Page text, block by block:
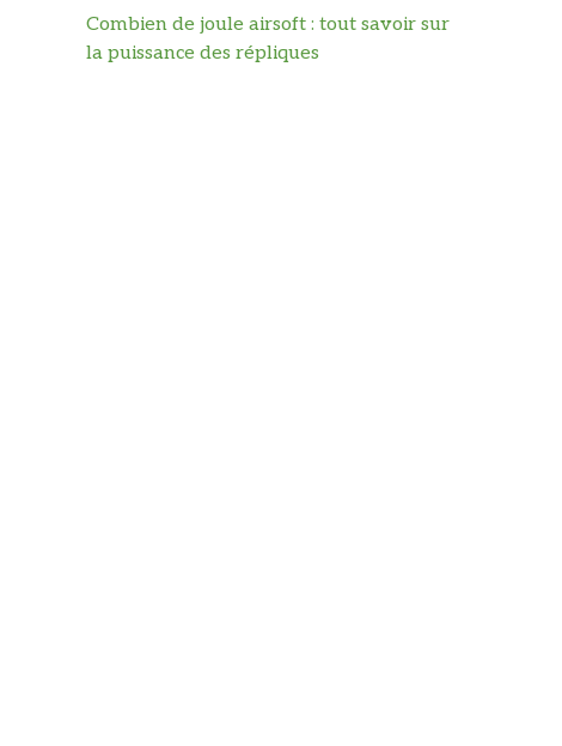
Combien de joule airsoft : tout savoir sur
la puissance des répliques